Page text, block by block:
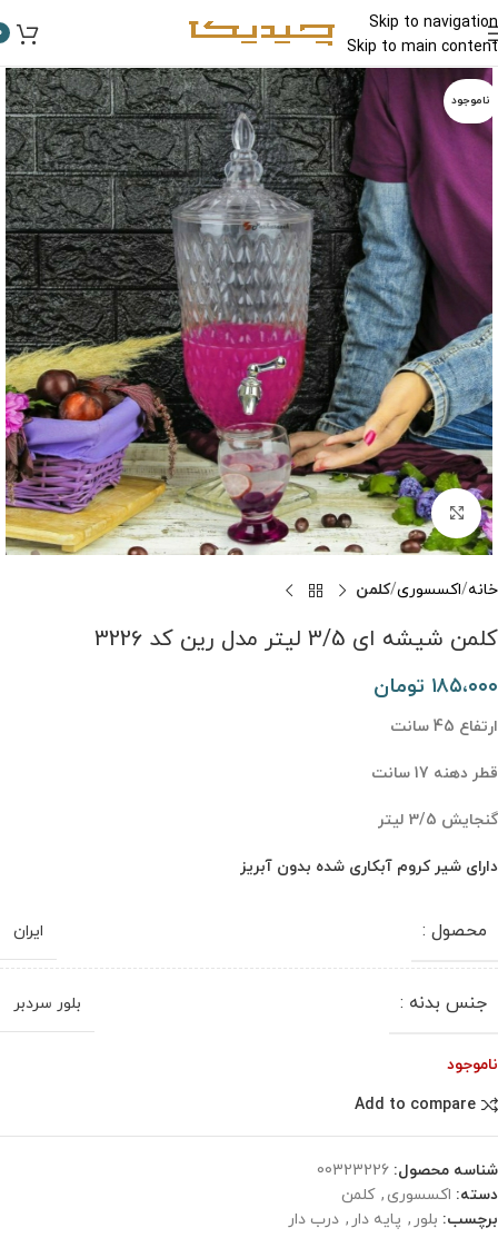
Skip to navigation
Skip to main content
ناموجود
برای بزرگنمایی کلیک کنید
خانه اکسسوری کلمن
کلمن شیشه ای 3/5 لیتر مدل رین کد 3226
۱۸۵،۰۰۰ تومان
ارتفاع 45 سانت
قطر دهنه 17 سانت
گنجایش 3/5 لیتر
دارای شیر کروم آبکاری شده بدون آبریز
محصول : ایران
جنس بدنه : بلور سردبر
ناموجود
Add to compare
شناسه محصول: 00323226
دسته: اکسسوری , کلمن
برچسب: بلور , پایه دار , درب دار